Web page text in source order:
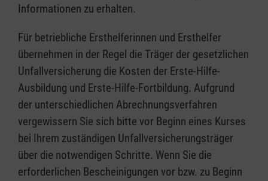
Informationen zu erhalten.
Für betriebliche Ersthelferinnen und Ersthelfer
übernehmen in der Regel die Träger der gesetzlichen
Unfallversicherung die Kosten der Erste-Hilfe-
Ausbildung und Erste-Hilfe-Fortbildung. Aufgrund
der unterschiedlichen Abrechnungsverfahren
vergewissern Sie sich bitte vor Beginn eines Kurses
bei Ihrem zuständigen Unfallversicherungsträger
über die notwendigen Schritte. Wenn Sie die
erforderlichen Bescheinigungen vor bzw. zu Beginn